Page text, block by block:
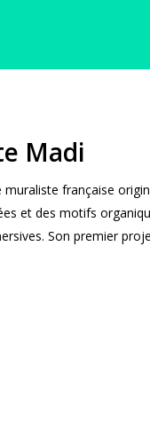
Madi
française
et des motifs
Son premier